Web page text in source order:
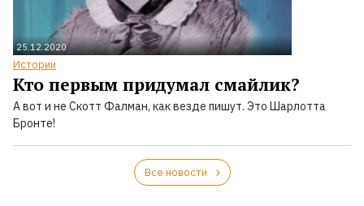
25.12.2020
Истории
Кто первым придумал смайлик?
А вот и не Скотт Фалман, как везде пишут. Это Шарлотта
Бронте!
Все новости